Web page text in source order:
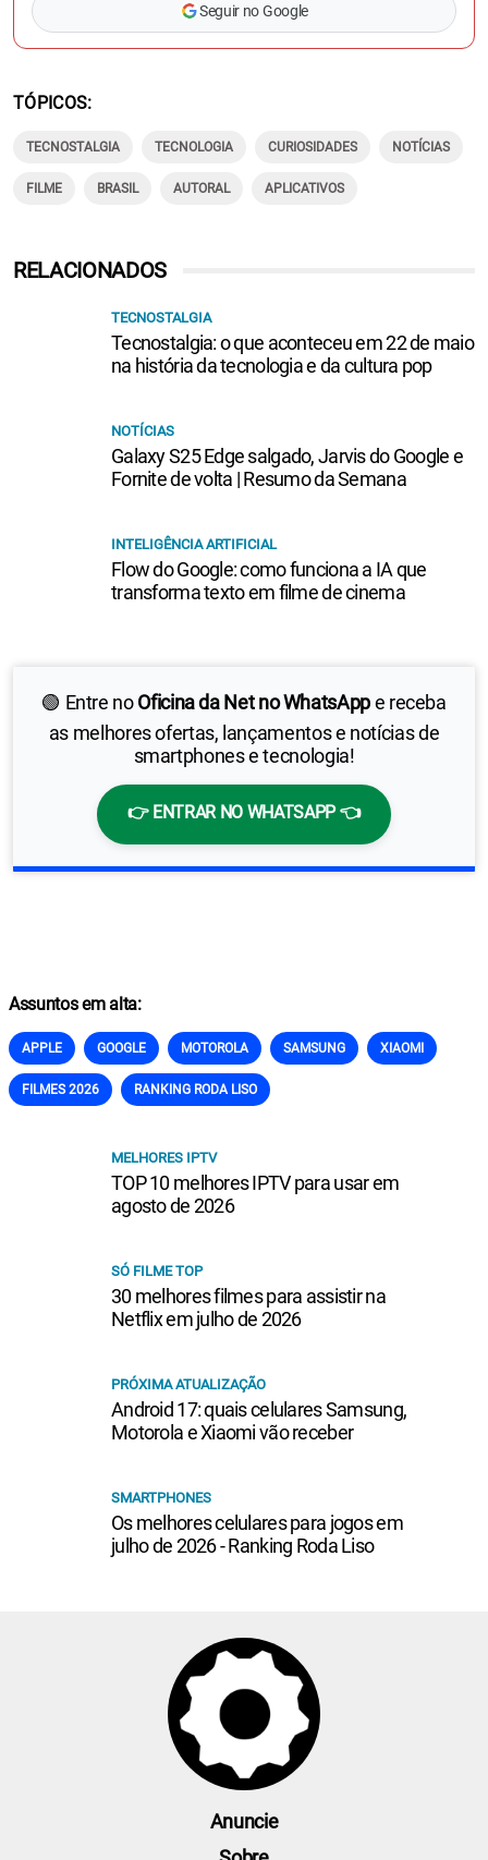
Seguir no Google
TÓPICOS
TECNOSTALGIA TECNOLOGIA CURIOSIDADES NOTÍCIAS
FILME BRASIL AUTORAL APLICATIVOS
🟢 Entre noOficina da Net no WhatsAppe receba
as melhores ofertas, lançamentos e notícias de
smartphones e tecnologia!
👉 ENTRAR NO WHATSAPP 👈
RELACIONADOS
TECNOSTALGIA
Tecnostalgia: o que aconteceu em 22 de maio
na história da tecnologia e da cultura pop
NOTÍCIAS
Galaxy S25 Edge salgado, Jarvis do Google e
Fornite de volta | Resumo da Semana
INTELIGÊNCIA ARTIFICIAL
Flow do Google: como funciona a IA que
transforma texto em filme de cinema
Assuntos em alta:
APPLE GOOGLE MOTOROLA SAMSUNG XIAOMI
FILMES 2026 RANKING RODA LISO
MELHORES IPTV
TOP 10 melhores IPTV para usar em
agosto de 2026
SÓ FILME TOP
30 melhores filmes para assistir na
Netflix em julho de 2026
PRÓXIMA ATUALIZAÇÃO
Android 17: quais celulares Samsung,
Motorola e Xiaomi vão receber
SMARTPHONES
Os melhores celulares para jogos em
julho de 2026 - Ranking Roda Liso
Anuncie